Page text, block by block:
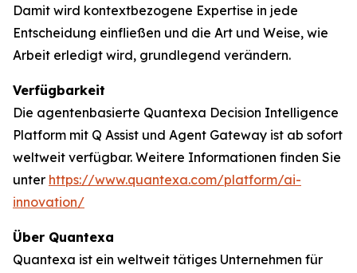
Damit wird kontextbezogene Expertise in jede
Entscheidung einfließen und die Art und Weise, wie
Arbeit erledigt wird, grundlegend verändern.
Verfügbarkeit
Die agentenbasierte Quantexa Decision Intelligence
Platform mit Q Assist und Agent Gateway ist ab sofort
weltweit verfügbar. Weitere Informationen finden Sie
unter https://www.quantexa.com/platform/ai-
innovation/
Über Quantexa
Quantexa ist ein weltweit tätiges Unternehmen für